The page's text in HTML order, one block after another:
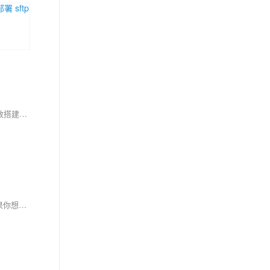
本教程详解如何通过 Docker 快速部署开源自动化工具 n8n，适合新手快速上手。内容涵盖官方部署步骤、常见难点及第三方一键部署方案，助你高效搭建自动化工作流平台。
以上就是在Docker环境下部署Nginx的步骤。需要注意，Docker和Nginix都有很多高级用法和细节需要掌握，以上只是一个基础入门级别的教程。如果你想要更深入地学习和使用它们，请参考官方文档或者其他专业书籍。